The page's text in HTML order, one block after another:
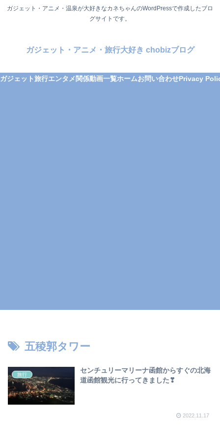
ガジェット・アニメ・温泉が大好きなカネちゃんのWordPressで作成したブロ
グサイトです。
ガジェット・アニメ・旅行大好き chobizブログ
ガジェット旅行エンタメ関係動画一覧ホームお問い合わせPrivacy
五稜郭タワー
旅行
センチュリーマリーナ函館からすぐの北海
道函館観光に行ってきました❣
2022.11.17